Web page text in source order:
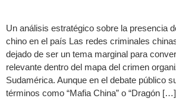
Un análisis estratégico sobre la presencia
chino en el país Las redes criminales
dejado de ser un tema marginal para
relevante dentro del mapa del crimen
Sudamérica. Aunque en el debate público
términos como “Mafia China” o “Dragón […]